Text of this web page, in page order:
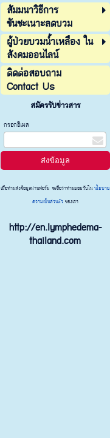
สัมมนาวิธีการ
ขันชะเนาะลดบวม
ผู้ป่วยบวมน้ำเหลือง ใน
สังคมออนไลน์
ติดต่อสอบถาม
Contact Us
สมัครรับข่าวสาร
กรอกอีเมล
เมื่อท่านส่งข้อมูลผ่านฟอร์ม จะถือว่าท่านยอมรับในนโยบาย
ความเป็นส่วนตัว ของเรา
http://en.lymphedema-
thailand.com